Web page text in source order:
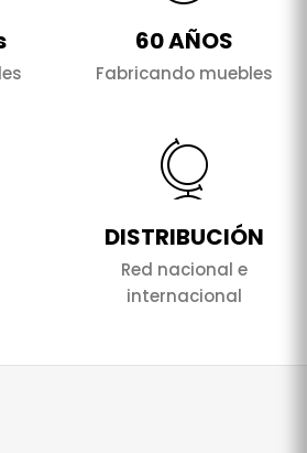
60 AÑOS
Fabricando muebles
DISTRIBUCIÓN
Red nacional e
internacional